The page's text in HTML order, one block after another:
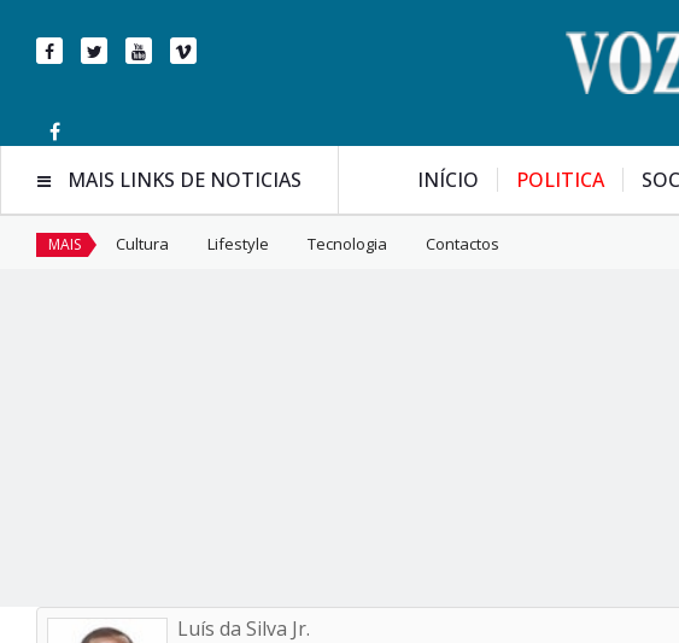
INÍCIO POLITICA
MAIS LINKS DE NOTICIAS
MAIS Cultura Lifestyle Tecnologia Contactos
Luís da Silva Jr.